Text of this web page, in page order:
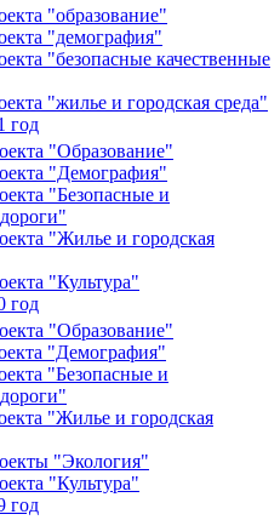
"образование"
"демография"
"безопасные качественные
"жилье и городская среда"
год
"Образование"
"Демография"
"Безопасные и
"Жилье и городская
"Культура"
год
"Образование"
"Демография"
"Безопасные и
"Жилье и городская
"Экология"
"Культура"
год